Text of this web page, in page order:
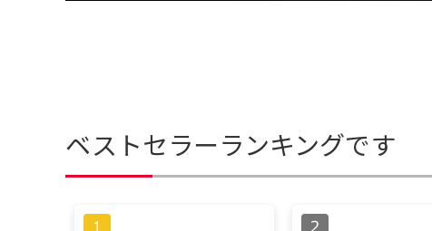
ベストセラーランキングです